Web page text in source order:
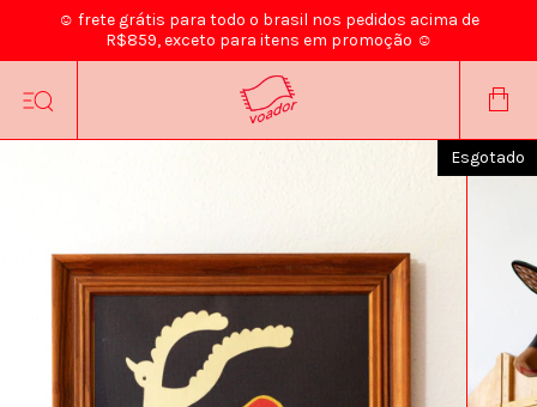
☺ frete grátis para todo o brasil nos pedidos acima de
R$859, exceto para itens em promoção ☺
Esgotado